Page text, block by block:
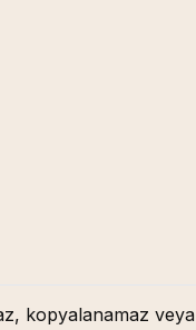
kopyalanamaz veya